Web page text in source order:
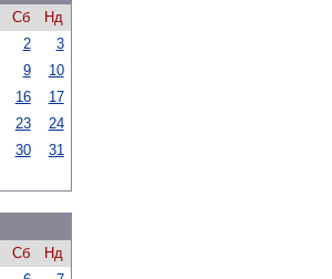
Сб
Нд
2
3
9
10
16
17
23
24
30 31
Сб
Нд